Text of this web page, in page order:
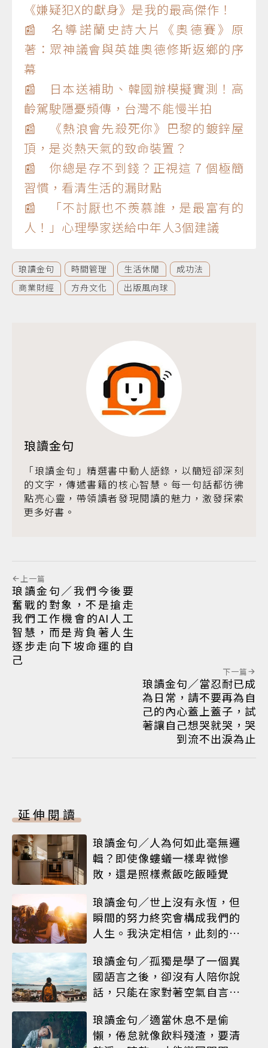
《嫌疑犯X的獻身》是我的最高傑作！
📰 名導諾蘭史詩大片《奧德賽》原
著：眾神議會與英雄奧德修斯返鄉的序
幕
📰 日本送補助、韓國辦模擬實測！高
齡駕駛隱憂頻傳，台灣不能慢半拍
📰 《熱浪會先殺死你》巴黎的鍍鋅屋
頂，是炎熱天氣的致命裝置？
📰 你總是存不到錢？正視這 7 個極簡
習慣，看清生活的漏財點
📰 「不討厭也不羨慕誰，是最富有的
人！」心理學家送給中年人3個建議
琅讀金句 時間管理 生活休閒
成功法
商業財經
方舟文化 出版風向球
琅讀金句
「琅讀金句」精選書中動人語錄，以簡短卻深刻
的文字，傳遞書籍的核心智慧。每一句話都彷彿
點亮心靈，帶領讀者發現閱讀的魅力，激發探索
更多好書。
上一篇
琅讀金句／我們今後要
奮戰的對象，不是搶走
我們工作機會的AI人工
智慧，而是背負著人生
逐步走向下坡命運的自
己
下一篇
琅讀金句／當忍耐已成
為日常，請不要再為自
己的內心蓋上蓋子，試
著讓自己想哭就哭，哭
到流不出淚為止
延伸閱讀
琅讀金句／人為何如此毫無邏
輯？即使像螻蟻一樣卑微慘
敗，還是照樣煮飯吃飯睡覺
琅讀金句／世上沒有永恆，但
瞬間的努力終究會構成我們的
人生。我決定相信，此刻的閃
琅讀金句／孤獨是學了一個異
國語言之後，卻沒有人陪你說
話，只能在家對著空氣自言自
琅讀金句／適當休息不是偷
懶，倦怠就像飲料殘渣，要清